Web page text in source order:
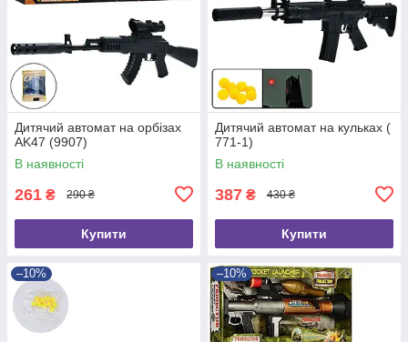
Дитячий автомат на орбізах
AK47 (9907)
В наявності
261 ₴ 290 ₴
Купити
Дитячий автомат на кульках (
771-1)
В наявності
387 ₴ 430 ₴
Купити
–10% –10%